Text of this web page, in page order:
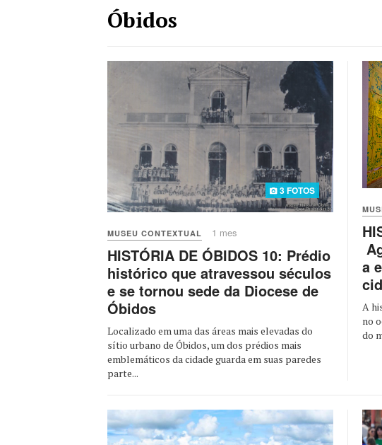
Óbidos
3 FOTOS
MUSEU CONTEXTUAL 1 mes
HISTÓRIA DE ÓBIDOS 10: Prédio
histórico que atravessou séculos
e se tornou sede da Diocese de
Óbidos
Localizado em uma das áreas mais elevadas do
sítio urbano de Óbidos, um dos prédios mais
emblemáticos da cidade guarda em suas paredes
parte...
a
A
no
do